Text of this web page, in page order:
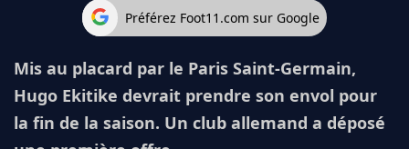
Préférez Foot11.com sur Google
Mis au placard par le Paris Saint-Germain,
Hugo Ekitike devrait prendre son envol pour
la fin de la saison. Un club allemand a déposé